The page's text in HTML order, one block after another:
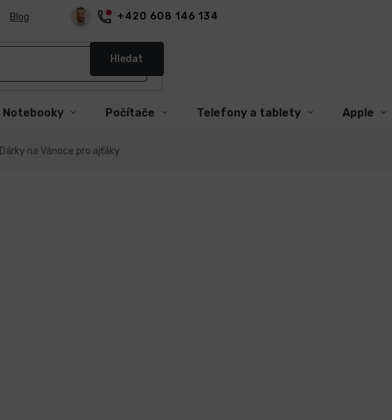
+420 608 146 134
Blog
Hledat
Notebooky Počítače Telefony a tablety Apple
Dárky na Vánoce pro ajťáky